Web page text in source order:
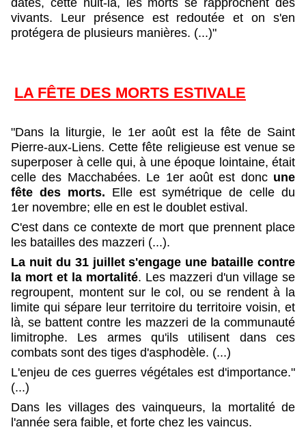
dates, cette nuit-là, les morts se rapprochent des
vivants. Leur présence est redoutée et on s'en
protégera de plusieurs manières. (...)"
LA FÊTE DES MORTS ESTIVALE
"Dans la liturgie, le 1er août est la fête de Saint
Pierre-aux-Liens. Cette fête religieuse est venue se
superposer à celle qui, à une époque lointaine, était
celle des Macchabées. Le 1er août est donc une
fête des morts. Elle est symétrique de celle du
1er novembre; elle en est le doublet estival.
C'est dans ce contexte de mort que prennent place
les batailles des mazzeri (...).
La nuit du 31 juillet s'engage une bataille contre
la mort et la mortalité. Les mazzeri d'un village se
regroupent, montent sur le col, ou se rendent à la
limite qui sépare leur territoire du territoire voisin, et
là, se battent contre les mazzeri de la communauté
limitrophe. Les armes qu'ils utilisent dans ces
combats sont des tiges d'asphodèle. (...)
L'enjeu de ces guerres végétales est d'importance."
(...)
Dans les villages des vainqueurs, la mortalité de
l'année sera faible, et forte chez les vaincus.